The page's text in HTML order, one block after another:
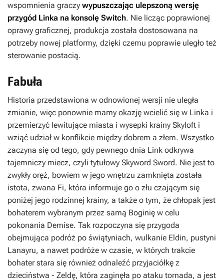
wspomnienia graczy wypuszczając ulepszoną wersję
przygód Linka na konsolę Switch. Nie licząc poprawionej
oprawy graficznej, produkcja została dostosowana na
potrzeby nowej platformy, dzięki czemu poprawie uległo też
sterowanie postacią.
Fabuła
Historia przedstawiona w odnowionej wersji nie uległa
zmianie, więc ponownie mamy okazję wcielić się w Linka i
przemierzyć lewitujące miasta i wysepki krainy Skyloft i
wziąć udział w konflikcie między dobrem a złem. Wszystko
zaczyna się od tego, gdy pewnego dnia Link odkrywa
tajemniczy miecz, czyli tytułowy Skyword Sword. Nie jest to
zwykły oręż, bowiem w jego wnętrzu zamknięta została
istota, zwana Fi, która informuje go o złu czającym się
poniżej jego rodzinnej krainy, a także o tym, że chłopak jest
bohaterem wybranym przez samą Boginię w celu
pokonania Demise. Tak rozpoczyna się przygoda
obejmująca podróż po świątyniach, wulkanie Eldin, pustyni
Lanayru, a nawet podróże w czasie, w których trakcie
bohater stara się również odnaleźć przyjaciółkę z
dzieciństwa - Zeldę, która zaginęła po ataku tornada, a jest